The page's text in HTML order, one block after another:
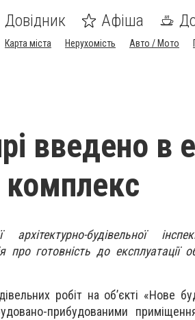
Довідник Афіша
Карта міста Нерухомість Авто / Мото
введено в
архітектурно-будівельної
про готовність до експлуатації
робіт на об’єкті «Нове
прибудованими